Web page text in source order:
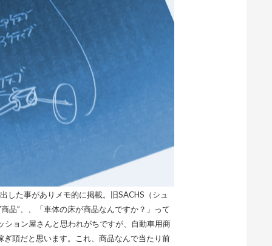
した事がありメモ的に掲載。旧SACHS（シュ
品”、、「車体の床が商品なんですか？」って
ョン屋さんと思われがちですが、自動車用商
頭だと思います。これ、商品なんで当たり前